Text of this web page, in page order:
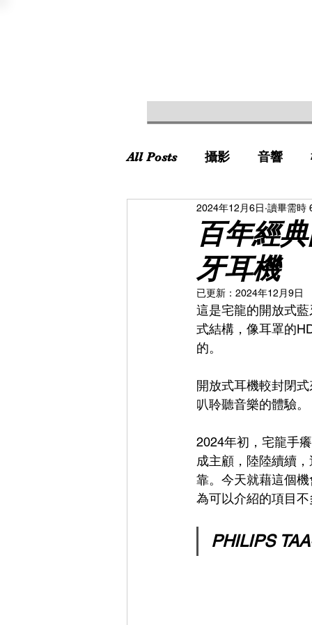
All Posts 攝影 音響
百年經
牙耳機
2024年12月6日 讀畢需時
已更新： 2024年12月9日
這是宅龍的開放式
式結構，像耳罩的
的。
開放式耳機較封閉
叭聆聽音樂的體驗。
2024年初，宅龍手
成主顧，陸陸續續
靠。今天就藉這個
為可以介紹的項目
PHILIPS